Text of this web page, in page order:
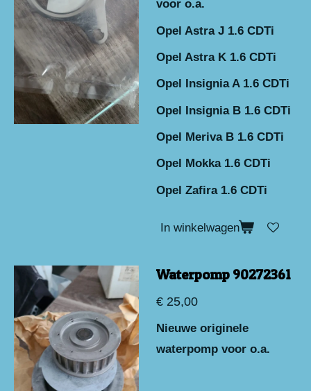
voor o.a.
Opel Astra J 1.6 CDTi
Opel Astra K 1.6 CDTi
Opel Insignia A 1.6 CDTi
Opel Insignia B 1.6 CDTi
Opel Meriva B 1.6 CDTi
Opel Mokka 1.6 CDTi
Opel Zafira 1.6 CDTi
In winkelwagen
Waterpomp 90272361
€ 25,00
Nieuwe originele
waterpomp voor o.a.